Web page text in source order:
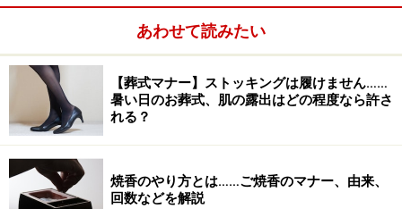
あわせて読みたい
【葬式マナー】ストッキングは履けません……
暑い日のお葬式、肌の露出はどの程度なら許さ
れる？
焼香のやり方とは……ご焼香のマナー、由来、
回数などを解説